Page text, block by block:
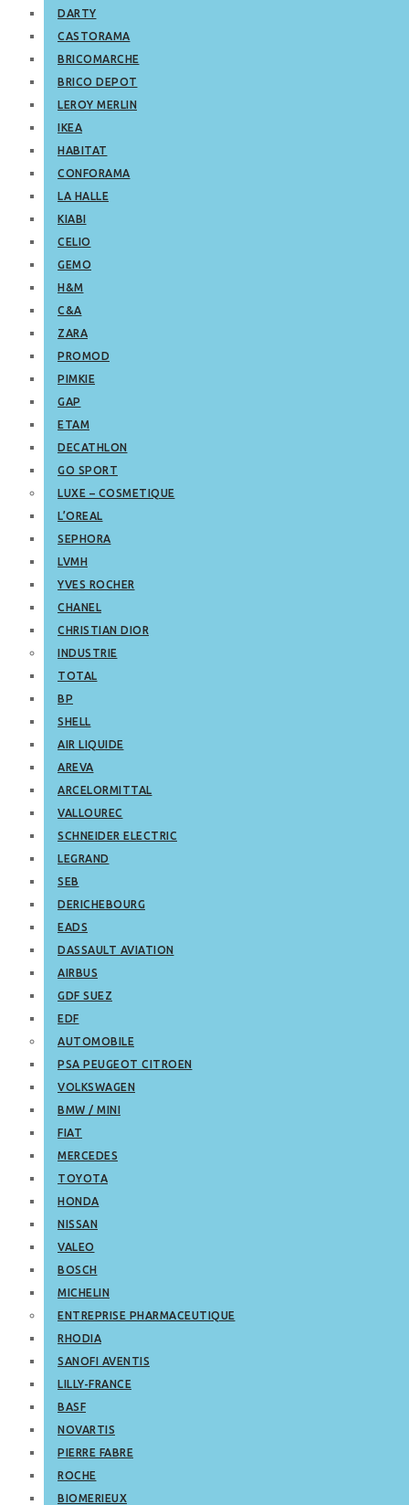
DARTY
CASTORAMA
BRICOMARCHE
BRICO DEPOT
LEROY MERLIN
IKEA
HABITAT
CONFORAMA
LA HALLE
KIABI
CELIO
GEMO
H&M
C&A
ZARA
PROMOD
PIMKIE
GAP
ETAM
DECATHLON
GO SPORT
LUXE – COSMETIQUE
L’OREAL
SEPHORA
LVMH
YVES ROCHER
CHANEL
CHRISTIAN DIOR
INDUSTRIE
TOTAL
BP
SHELL
AIR LIQUIDE
AREVA
ARCELORMITTAL
VALLOUREC
SCHNEIDER ELECTRIC
LEGRAND
SEB
DERICHEBOURG
EADS
DASSAULT AVIATION
AIRBUS
GDF SUEZ
EDF
AUTOMOBILE
PSA PEUGEOT CITROEN
VOLKSWAGEN
BMW / MINI
FIAT
MERCEDES
TOYOTA
HONDA
NISSAN
VALEO
BOSCH
MICHELIN
ENTREPRISE PHARMACEUTIQUE
RHODIA
SANOFI AVENTIS
LILLY-FRANCE
BASF
NOVARTIS
PIERRE FABRE
ROCHE
BIOMERIEUX